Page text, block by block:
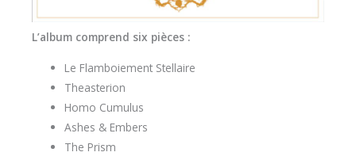
L’album comprend six pièces :
Le Flamboiement Stellaire
Theasterion
Homo Cumulus
Ashes & Embers
The Prism